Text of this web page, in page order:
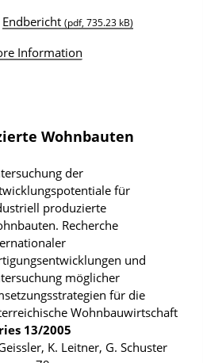
Endbericht (pdf, 735.23 kB)
Information
Wohnbauten
der
für
produzierte
Recherche
und
möglicher
für die
Wohnbauwirtschaft
13/2005
K. Leitner, G. Schuster